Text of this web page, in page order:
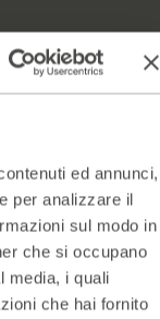
ed annunci,
per analizzare il
sul modo in
che si occupano
media, i quali
che hai fornito